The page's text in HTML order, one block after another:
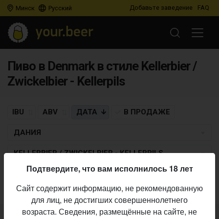
Минск Русский Добавьте заведение FAQ
Пиво в Denmark в стиле Kellerbier /
Zwickelbier - Kellerpils
IBU ABV ДАТА В ПРОДАЖЕ
ДАНИЯ
KELLERBIER / ZWICKELBIER - KELLERPILS
Пиво по заданным критериям не найдено
Подтвердите, что вам исполнилось 18 лет
Сайт содержит информацию, не рекомендованную
для лиц, не достигших совершеннолетнего
возраста. Сведения, размещённые на сайте, не